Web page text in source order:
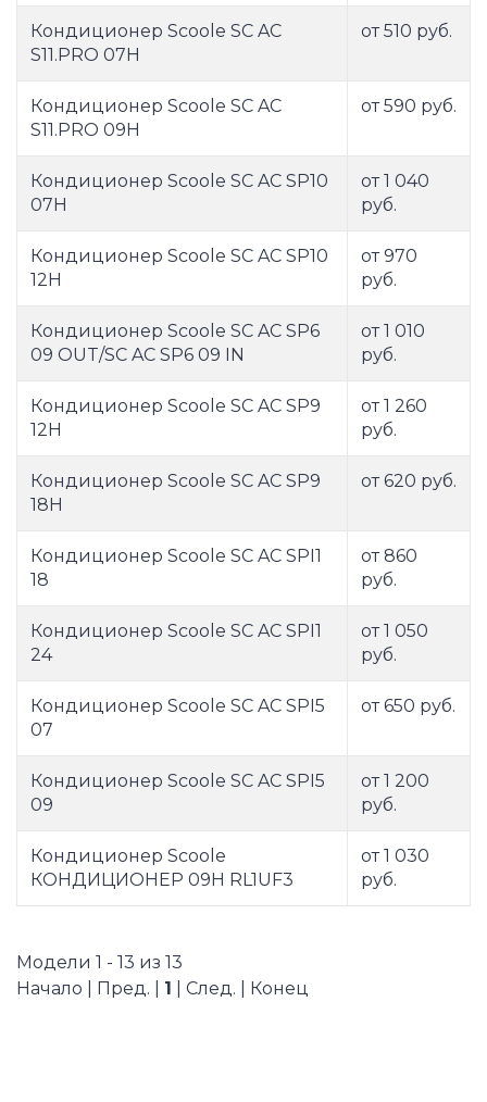
Кондиционер Scoole SC AC
S11.PRO 07H
от 510 руб.
Кондиционер Scoole SC AC
S11.PRO 09H
от 590 руб.
Кондиционер Scoole SC AC SP10
07H
от 1 040
руб.
Кондиционер Scoole SC AC SP10
12H
от 970
руб.
Кондиционер Scoole SC AC SP6
09 OUT/SC AC SP6 09 IN
от 1 010
руб.
Кондиционер Scoole SC AC SP9
12H
от 1 260
руб.
Кондиционер Scoole SC AC SP9
18H
от 620 руб.
Кондиционер Scoole SC AC SPI1
18
от 860
руб.
Кондиционер Scoole SC AC SPI1
24
от 1 050
руб.
Кондиционер Scoole SC AC SPI5
07
от 650 руб.
Кондиционер Scoole SC AC SPI5
09
от 1 200
руб.
Кондиционер Scoole
КОНДИЦИОНЕР 09H RL1UF3
от 1 030
руб.
Модели 1 - 13 из 13
Начало | Пред. | 1 | След. | Конец